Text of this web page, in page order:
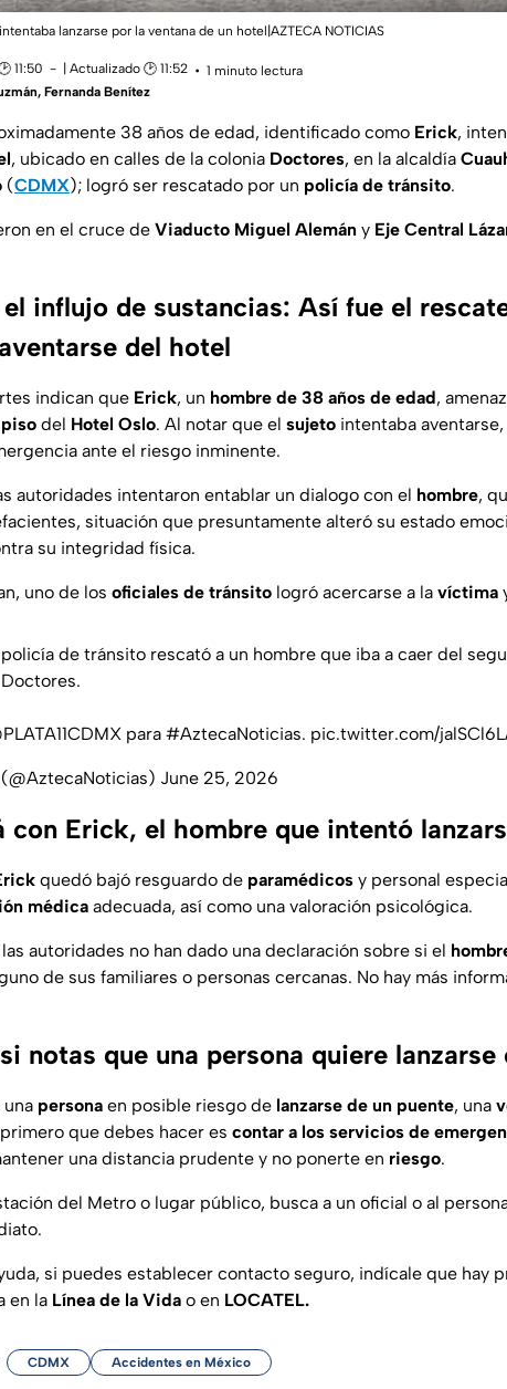
lanzarse por la ventana de un hotel|AZTECA NOTICIAS
11:50 | Actualizado 🕑 11:52
1 minuto lectura
, Fernanda Benítez
38 años de edad, identificado como Erick,
, ubicado en calles de la colonia Doctores, en la alcaldía
(CDMX); logró ser rescatado por un policía de tránsito.
en el cruce de Viaducto Miguel Alemán y Eje Central
influjo de sustancias: Así fue el
del hotel
indican que Erick, un hombre de 38 años de edad,
del Hotel Oslo. Al notar que el sujeto intentaba
ante el riesgo inminente.
autoridades intentaron entablar un dialogo con el hombre,
situación que presuntamente alteró su estado
su integridad física.
uno de los oficiales de tránsito logró acercarse a la víctima
policía de tránsito rescató a un hombre que iba a caer del
para #AztecaNoticias. pic.twitter.com/
June 25, 2026
con Erick, el hombre que intentó
quedó bajó resguardo de paramédicos y personal
médica adecuada, así como una valoración psicológica.
autoridades no han dado una declaración sobre si el
de sus familiares o personas cercanas. No hay más
notas que una persona quiere lanzarse
una persona en posible riesgo de lanzarse de un puente, una
que debes hacer es contar a los servicios de
una distancia prudente y no ponerte en riesgo.
del Metro o lugar público, busca a un oficial o al
si puedes establecer contacto seguro, indícale que hay
en la Línea de la Vida o en LOCATEL.
CDMX Accidentes en México